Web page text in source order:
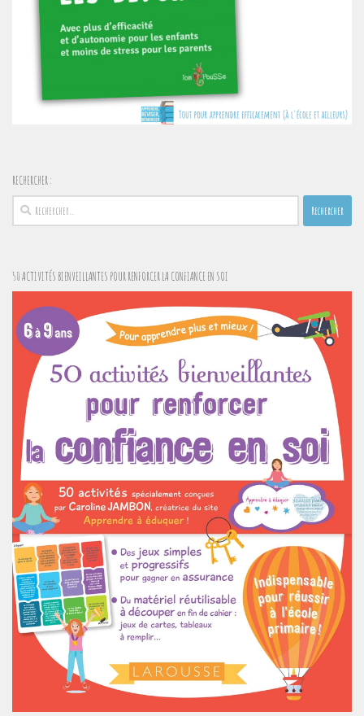
RECHERCHER :
Rechercher :
50 ACTIVITÉS BIENVEILLANTES POUR RENFORCER LA CONFIANCE EN SOI